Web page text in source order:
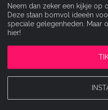
Neem dan zeker een kijkje op
Deze staan bomvol ideeën
speciale gelegenheden. Maar
hier!